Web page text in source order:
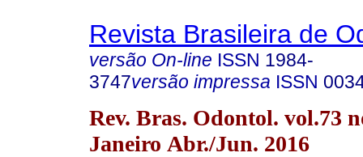
Revista Brasileira de
versão On-line ISSN 1984-
3747versão impressa ISSN
Rev. Bras. Odontol. vol.73
Janeiro Abr./Jun. 2016